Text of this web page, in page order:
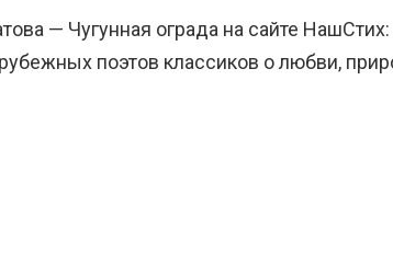
— Чугунная ограда на сайте
поэтов классиков о любви,